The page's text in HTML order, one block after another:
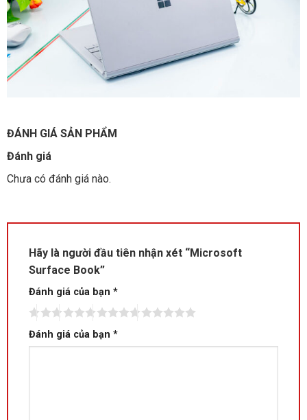
ĐÁNH GIÁ SẢN PHẨM
Đánh giá
Chưa có đánh giá nào.
Hãy là người đầu tiên nhận xét “Microsoft
Surface Book”
Đánh giá của bạn *
Đánh giá của bạn *